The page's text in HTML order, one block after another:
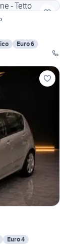
Euro 6
Euro 4